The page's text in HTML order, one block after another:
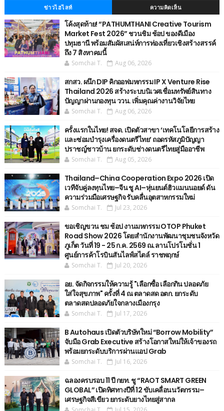
ข่าวไฮไลท์ ความคิดเห็น
โค้งสุดท้าย! “PATHUMTHANI Creative Tourism
Market Fest 2026” ชวนชิม ช้อป ของดีเมือง
ปทุมธานี พร้อมสัมผัสเสน่ห์การท่องเที่ยวเชิงสร้างสรรค์
ถึง 7 สิงหาคมนี้
Somchai T. Aug 06, 2026
สกสว. ผนึก DIP คิกออฟมหกรรม IP X Venture Rise
Thailand 2026 สร้างระบบนิเวศเชื่อมทรัพย์สินทาง
ปัญญาผ่านกองทุน ววน. เพิ่มคุณค่างานวิจัยไทย
Somchai T. Aug 06, 2026
ครั้งแรกในไทย! สจด. เปิดตัวสาขา ‘เทคโนโลยีการสร้าง
และซ่อมบำรุงเครื่องดนตรีไทย’ ​ถอดรหัสภูมิปัญญา
ปราชญ์ชาวบ้าน ยกระดับช่างดนตรีไทยสู่มืออาชีพ
Somchai T. Aug 05, 2026
Thailand–China Cooperation Expo 2026 เปิด
เวทีจับคู่ลงทุนไทย–จีน ชู AI–หุ่นยนต์ฮิวแมนนอยด์ ดัน
ความร่วมมือเศรษฐกิจ รับคลื่นอุตสาหกรรมใหม่
Somchai T. Jul 23, 2026
ขอเชิญขวน ชม ช้อป งานมหกรรม OTOP Phuket
Road Show 2026 โดยสำนักงานพัฒนาชุมชนจังหวัด
ภูเก็ต วันที่ 19 - 25 ก.ค. 2569 ณ.ลานโปรโมชั่น 1
ศูนย์การค้าโรบินสันไลฟ์สไตล์ ราชพฤกษ์
Somchai T. Jul 20, 2026
อย. จัดกิจกรรมให้ความรู้ "เลือกซื้อ เลือกกิน ปลอดภัย
ใส่ใจสุขภาพ" ครั้งที่ 4 ณ ตลาดสด อตก. ยกระดับ
ตลาดสดปลอดภัยใจกลางเมืองกรุง
Somchai T. Jul 17, 2026
B Autohaus เปิดตัวบริษัทใหม่ “Borrow Mobility”
จับมือ Grab Executive สร้างโอกาสใหม่ให้เจ้าของรถ
พร้อมยกระดับบริการผ่านแอป Grab
Somchai T. Jul 16, 2026
ฉลองครบรอบ 11 ปี กยท. ชู “RAOT SMART GREEN
GLOBAL” เปิดทิศทางปีที่ 12 ขับเคลื่อนนวัตกรรม–
เศรษฐกิจสีเขียว ยกระดับยางไทยสู่สากล